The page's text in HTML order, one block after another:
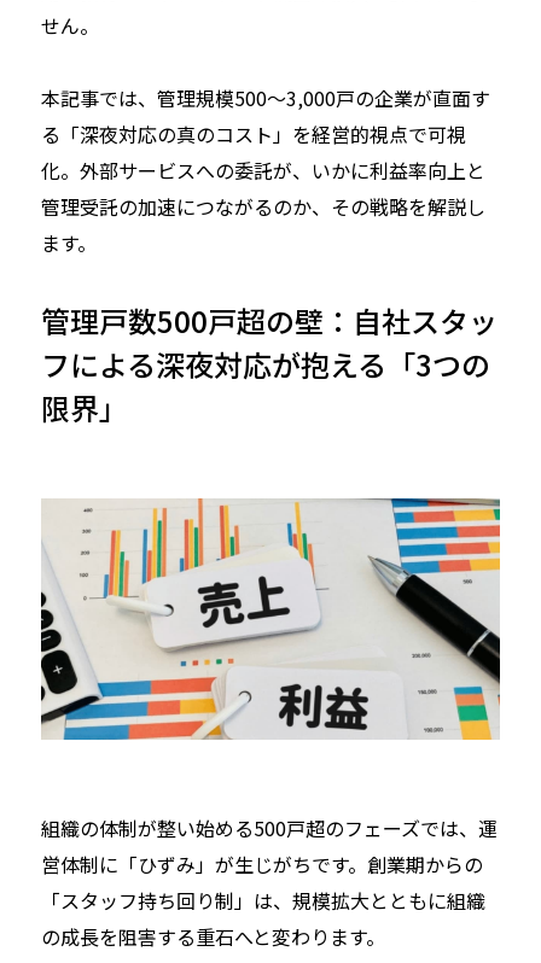
せん。
本記事では、管理規模500〜3,000戸の企業が直面す
る「深夜対応の真のコスト」を経営的視点で可視
化。外部サービスへの委託が、いかに利益率向上と
管理受託の加速につながるのか、その戦略を解説し
ます。
管理戸数500戸超の壁：自社スタッ
フによる深夜対応が抱える「3つの
限界」
組織の体制が整い始める500戸超のフェーズでは、運
営体制に「ひずみ」が生じがちです。創業期からの
「スタッフ持ち回り制」は、規模拡大とともに組織
の成長を阻害する重石へと変わります。